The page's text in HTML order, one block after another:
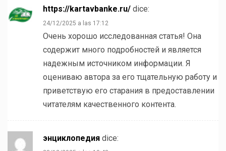
https://kartavbanke.ru/ dice:
24/12/2025 a las 17:12
Очень хорошо исследованная статья! Она
содержит много подробностей и является
надежным источником информации. Я
оцениваю автора за его тщательную работу и
приветствую его старания в предоставлении
читателям качественного контента.
энциклопедия dice: